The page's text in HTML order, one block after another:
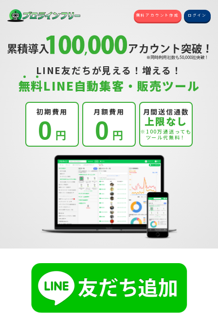
無料アカウント作成 ログイン
LINE友だちが見える！増える！
無料LINE自動集客・販売ツール
初期費用
0 円
月額費用
0 円
月間送信通数
上限なし
※100万通送っても
ツール代無料！